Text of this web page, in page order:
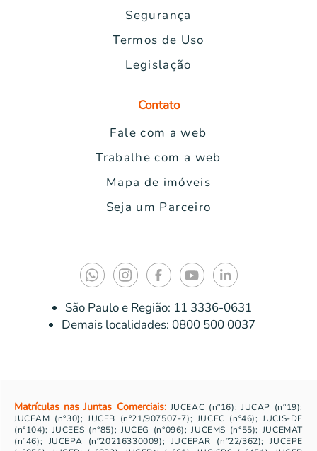
Segurança
Termos de Uso
Legislação
Contato
Fale com a web
Trabalhe com a web
Mapa de imóveis
Seja um Parceiro
São Paulo e Região: 11 3336-0631
Demais localidades: 0800 500 0037
Matrículas nas Juntas Comerciais: JUCEAC (n°16); JUCAP (n°19);
JUCEAM (n°30); JUCEB (n°21/907507-7); JUCEC (nº46); JUCIS-DF
(n°104); JUCEES (n°85); JUCEG (n°096); JUCEMS (n°55); JUCEMAT
(n°46); JUCEPA (n°20216330009); JUCEPAR (n°22/362); JUCEPE